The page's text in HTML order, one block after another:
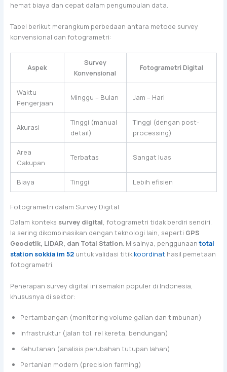
hemat biaya dan cepat dalam pengumpulan data.
Tabel berikut merangkum perbedaan antara metode survey
konvensional dan fotogrametri:
Aspek
Survey
Konvensional
Fotogrametri Digital
Waktu
Pengerjaan
Minggu – Bulan Jam – Hari
Akurasi
Tinggi (manual
detail)
Tinggi (dengan post-
processing)
Area
Cakupan
Terbatas Sangat luas
Biaya Tinggi Lebih efisien
Fotogrametri dalam Survey Digital
Dalam konteks survey digital, fotogrametri tidak berdiri sendiri.
Ia sering dikombinasikan dengan teknologi lain, seperti GPS
Geodetik, LiDAR, dan Total Station. Misalnya, penggunaantotal
station sokkia im 52untuk validasi titikkoordinathasil pemetaan
fotogrametri.
Penerapan survey digital ini semakin populer di Indonesia,
khususnya di sektor:
Pertambangan (monitoring volume galian dan timbunan)
Infrastruktur (jalan tol, rel kereta, bendungan)
Kehutanan (analisis perubahan tutupan lahan)
Pertanian modern (precision farming)